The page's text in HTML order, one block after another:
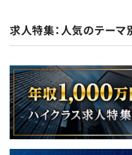
求人特集：人気のテー